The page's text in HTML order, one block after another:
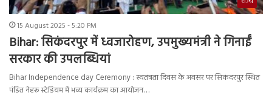
15 August 2025 - 5:20 PM
Bihar: सिकंदरपुर में ध्वजारोहण, उपमुख्यमंत्री ने गिनाईं
सरकार की उपलब्धियां
Bihar Independence day Ceremony : स्वतंत्रता दिवस के अवसर पर सिकंदरपुर स्थित
पंडित नेहरू स्टेडियम में भव्य कार्यक्रम का आयोजन…